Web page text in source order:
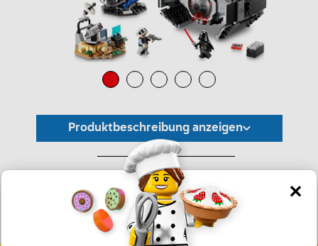
Produktbeschreibung anzeigen
*Unverbindliche Preisempfehlung -
Die Preisgestaltung liegt im alleinigen Ermessen des Händlers